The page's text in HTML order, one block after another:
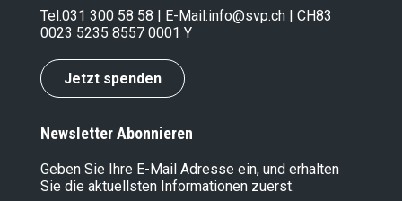
Tel.031 300 58 58 | E-Mail:info@svp.ch | CH83
0023 5235 8557 0001 Y
Jetzt spenden
Newsletter Abonnieren
Geben Sie Ihre E-Mail Adresse ein, und erhalten
Sie die aktuellsten Informationen zuerst.